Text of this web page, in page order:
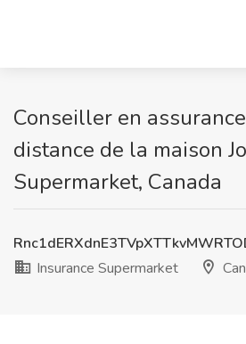
Conseiller en
distance de la maison
Supermarket, Canada
Insurance Supermarket